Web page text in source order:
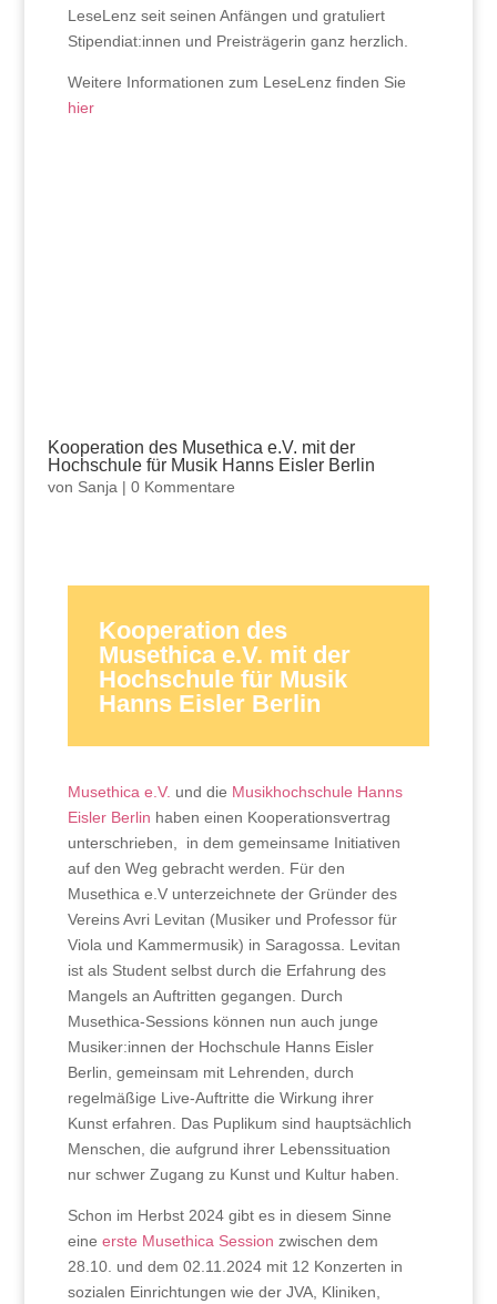
LeseLenz seit seinen Anfängen und gratuliert
Stipendiat:innen und Preisträgerin ganz herzlich.
Weitere Informationen zum LeseLenz finden Sie
hier
Kooperation des Musethica e.V. mit der
Hochschule für Musik Hanns Eisler Berlin
von Sanja | 0 Kommentare
Kooperation des
Musethica e.V. mit der
Hochschule für Musik
Hanns Eisler Berlin
Musethica e.V. und die Musikhochschule Hanns
Eisler Berlin haben einen Kooperationsvertrag
unterschrieben, in dem gemeinsame Initiativen
auf den Weg gebracht werden. Für den
Musethica e.V unterzeichnete der Gründer des
Vereins Avri Levitan (Musiker und Professor für
Viola und Kammermusik) in Saragossa. Levitan
ist als Student selbst durch die Erfahrung des
Mangels an Auftritten gegangen. Durch
Musethica-Sessions können nun auch junge
Musiker:innen der Hochschule Hanns Eisler
Berlin, gemeinsam mit Lehrenden, durch
regelmäßige Live-Auftritte die Wirkung ihrer
Kunst erfahren. Das Puplikum sind hauptsächlich
Menschen, die aufgrund ihrer Lebenssituation
nur schwer Zugang zu Kunst und Kultur haben.
Schon im Herbst 2024 gibt es in diesem Sinne
eine erste Musethica Session zwischen dem
28.10. und dem 02.11.2024 mit 12 Konzerten in
sozialen Einrichtungen wie der JVA, Kliniken,